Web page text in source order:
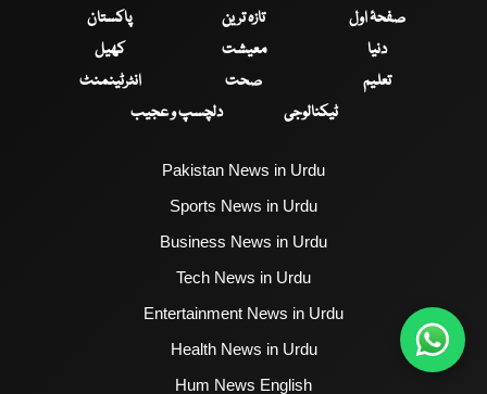
صفحۂ اول تازہ ترین
پاکستان
دنیا
معیشت
کھیل
تعلیم
صحت
انٹرٹینمنٹ
ٹیکنالوجی
دلچسپ و عجیب
Pakistan News in Urdu
Sports News in Urdu
Business News in Urdu
Tech News in Urdu
Entertainment News in Urdu
Health News in Urdu
Hum News English